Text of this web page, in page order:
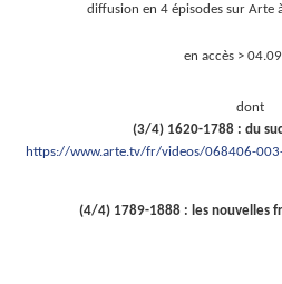
diffusion en 4 épisodes sur Arte
en accès >
dont
(3/4) 1620-1788 : du
https://www.arte.tv/fr/videos/068406-
(4/4) 1789-1888 : les nouvelles